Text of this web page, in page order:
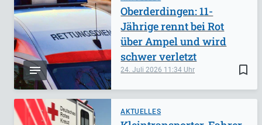
bookmark_border
24. Juli 2026 11:34
Oberderdingen: 11-
Jährige rennt bei Rot
über Ampel und wird
schwer verletzt
AKTUELLES